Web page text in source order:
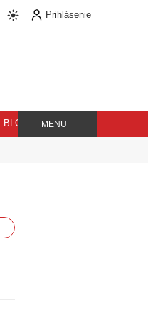
Prihlásenie
BLOG
Hľadaj
MENU